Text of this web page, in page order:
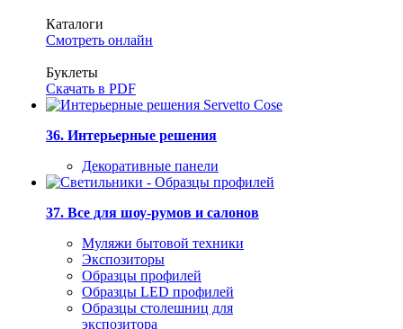
Каталоги
Смотреть онлайн
Буклеты
Скачать в PDF
36. Интерьерные решения
Декоративные панели
37. Все для шоу-румов и салонов
Муляжи бытовой техники
Экспозиторы
Образцы профилей
Образцы LED профилей
Образцы столешниц для
экспозитора